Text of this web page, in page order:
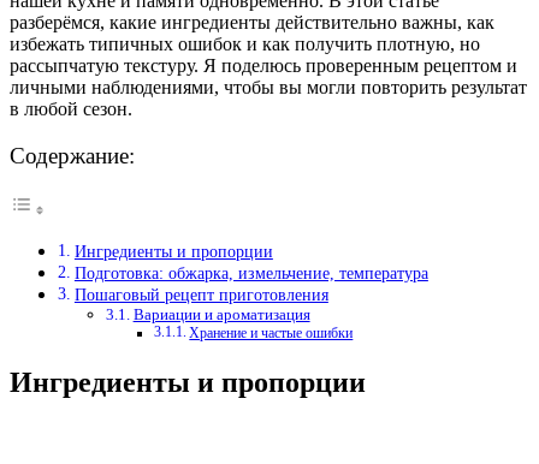
разберёмся, какие ингредиенты действительно важны, как
избежать типичных ошибок и как получить плотную, но
рассыпчатую текстуру. Я поделюсь проверенным рецептом и
личными наблюдениями, чтобы вы могли повторить результат
в любой сезон.
Содержание:
Ингредиенты и пропорции
Подготовка: обжарка, измельчение, температура
Пошаговый рецепт приготовления
Вариации и ароматизация
Хранение и частые ошибки
Ингредиенты и пропорции